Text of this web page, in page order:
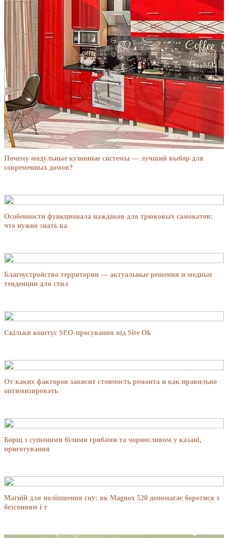
Почему модульные кухонные системы — лучший выбор для
современных домов?
Особенности функционала наждаков для трюковых самокатов:
что нужно знать ка
Благоустройство территории — актуальные решения и модные
тенденции для стил
Скільки коштує SEO-просування від Site Ok
От каких факторов зависит стоимость ремонта и как правильно
оптимизировать
Борщ з сушеними білими грибами та чорносливом у казані,
приготування
Магній для поліпшення сну: як Magnox 520 допомагає боротися з
безсонням і т